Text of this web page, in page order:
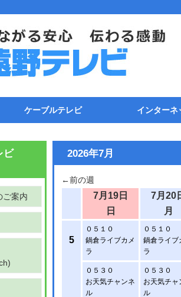
ケーブルテレビ インターネ
ビ
ご案内
2026年7月
←前の週
7月19日
7月20
日
月
5
０５１０
鍋倉ライブカメ
ラ
０５１０
鍋倉ライブ
ラ
０５３０
お天気チャンネ
ル
０５３０
お天気チャ
ル